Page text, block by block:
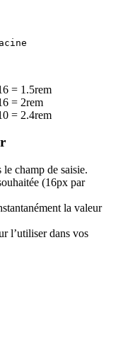
= 1.5rem
= 2rem
= 2.4rem
champ de saisie.
(16px par
la valeur
l’utiliser dans vos